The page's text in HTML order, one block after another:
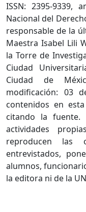
ISSN: 2395-9339,
Nacional del
responsable de la
Maestra Isabel Lili
la Torre de
Ciudad
Ciudad de
modificación: 03
contenidos en
citando la
actividades
reproducen las
entrevistados,
alumnos,
la editora ni de la